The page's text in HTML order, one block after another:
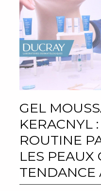
GEL
KERACNYL
ROUTINE
LES PEAUX
TENDANCE